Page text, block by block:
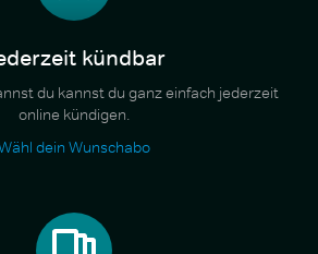
kündbar
du kannst du ganz einfach jederzeit
online kündigen.
dein Wunschabo